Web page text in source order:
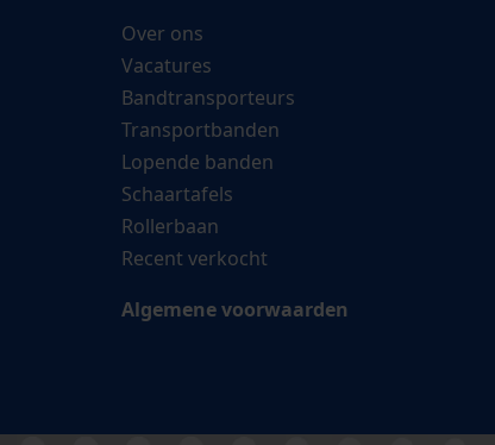
Over ons
Vacatures
Bandtransporteurs
Transportbanden
Lopende banden
Schaartafels
Rollerbaan
Recent verkocht
Algemene voorwaarden